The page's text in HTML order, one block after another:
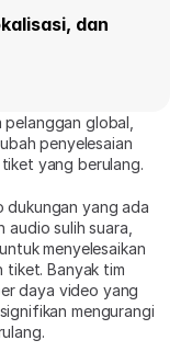
dan
global,
penyelesaian
yang berulang.
dukungan yang ada
sulih suara,
menyelesaikan
tiket. Banyak tim
daya video yang
mengurangi